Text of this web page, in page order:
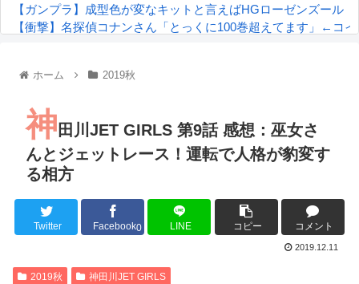
【ガンプラ】成型色が変なキットと言えばHGローゼンズール
【衝撃】名探偵コナンさん「とっくに100巻超えてます」←コ
『進撃の巨人』で一番面白いところってｗｗｗｗｗ
るろうに剣心 -明治剣客浪漫譚- 京都動乱 第33話の感想
同盟、帝国、フェザーン。生まれるなら何処がいいか問題！
Powered by livedoor 相互RSS
ホーム 2019秋
神 田川JET GIRLS 第9話 感想：巫女さ
んとジェットレース！運転で人格が豹変す
る相方
Twitter Facebook0 LINE コピー コメント
2019.12.11
2019秋 神田川JET GIRLS